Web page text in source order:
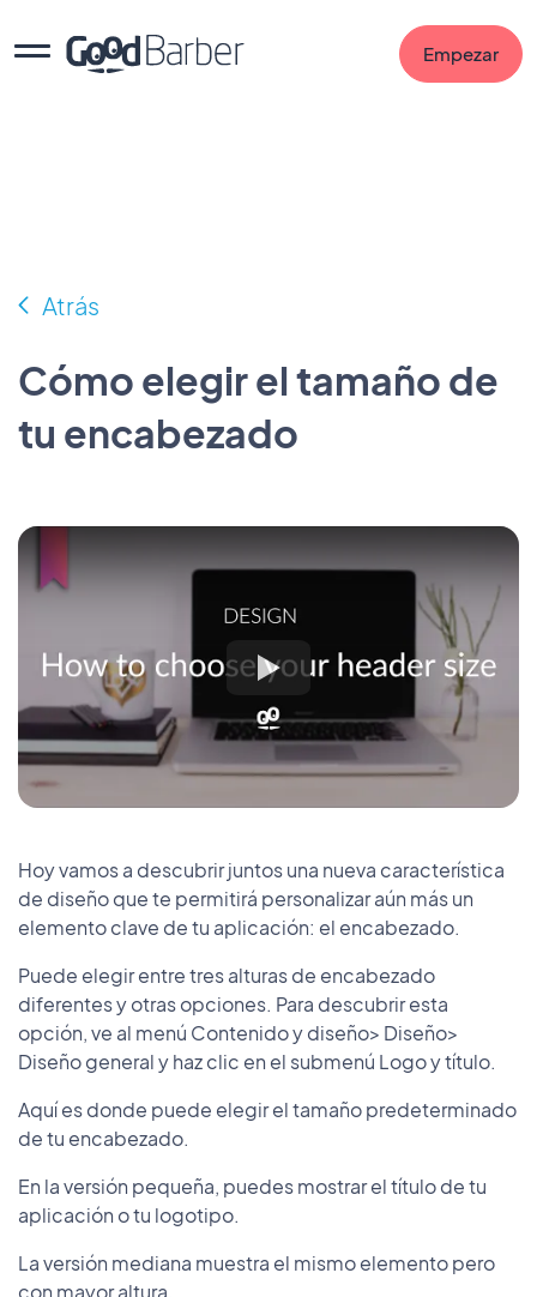
Empezar
Atrás
Cómo elegir el tamaño de
tu encabezado
Hoy vamos a descubrir juntos una nueva característica
de diseño que te permitirá personalizar aún más un
elemento clave de tu aplicación: el encabezado.
Puede elegir entre tres alturas de encabezado
diferentes y otras opciones. Para descubrir esta
opción, ve al menú Contenido y diseño> Diseño>
Diseño general y haz clic en el submenú Logo y título.
Aquí es donde puede elegir el tamaño predeterminado
de tu encabezado.
En la versión pequeña, puedes mostrar el título de tu
aplicación o tu logotipo.
La versión mediana muestra el mismo elemento pero
con mayor altura.